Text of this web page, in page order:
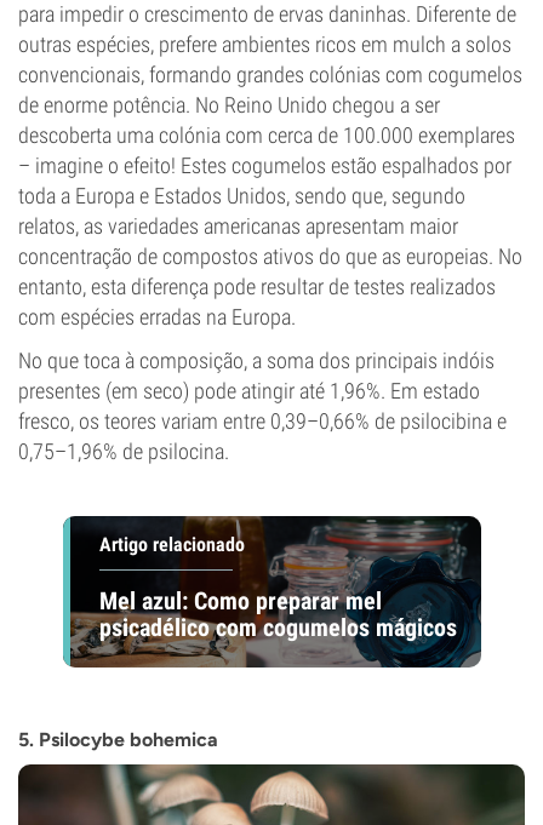
para impedir o crescimento de ervas daninhas. Diferente de
outras espécies, prefere ambientes ricos em mulch a solos
convencionais, formando grandes colónias com cogumelos
de enorme potência. No Reino Unido chegou a ser
descoberta uma colónia com cerca de 100.000 exemplares
– imagine o efeito! Estes cogumelos estão espalhados por
toda a Europa e Estados Unidos, sendo que, segundo
relatos, as variedades americanas apresentam maior
concentração de compostos ativos do que as europeias. No
entanto, esta diferença pode resultar de testes realizados
com espécies erradas na Europa.
No que toca à composição, a soma dos principais indóis
presentes (em seco) pode atingir até 1,96%. Em estado
fresco, os teores variam entre 0,39–0,66% de psilocibina e
0,75–1,96% de psilocina.
Artigo relacionado
Mel azul: Como preparar mel
psicadélico com cogumelos mágicos
5. Psilocybe bohemica